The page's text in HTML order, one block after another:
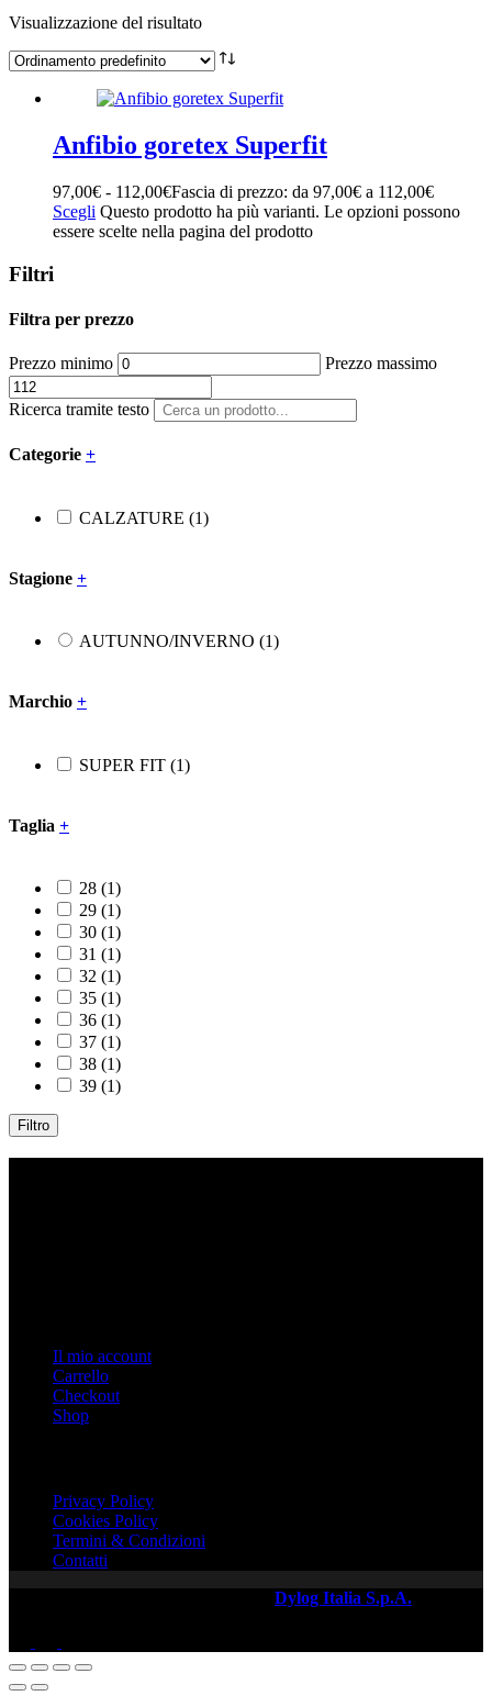
Prezzo minimo
Ricerca tramite testo
Categorie+
CALZATURE(1)
Stagione
AUTUNNO/INVERNO
Marchio
SUPER FIT
Taglia+
28
31(1)
36
39(1)
Visualizzazione del risultato
Anfibio goretex Superfit
97,00€ - 112,00€Fascia di prezzo: da 97,00€ a 112,00€
Scegli Questo prodotto ha più varianti. Le opzioni possono
essere scelte nella pagina del prodotto
Filtri
Filtra per prezzo
Prezzo minimo Prezzo massimo
Ricerca tramite testo
Categorie +
CALZATURE (1)
Stagione +
AUTUNNO/INVERNO (1)
Marchio +
SUPER FIT (1)
Taglia +
28 (1)
29 (1)
30 (1)
31 (1)
32 (1)
35 (1)
36 (1)
37 (1)
38 (1)
39 (1)
Filtro
Il mio account
Carrello
Checkout
Shop
Privacy Policy
Cookies Policy
Termini & Condizioni
Contatti
Dylog Italia S.p.A.